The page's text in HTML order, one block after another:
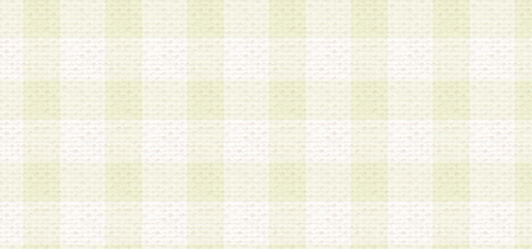
d.その他これらに付随する業務
4.会員は、住所、電話番号その他の登録情報につ
合は、速やかに当社所定の変更手続きを行うもの
5.当社は、必要と認めた場合、会員に対して、電
手段により登録情報の対象者が会員登録者本人で
の内容が正確であること、アンケートの回答内容
うことができるものとます。